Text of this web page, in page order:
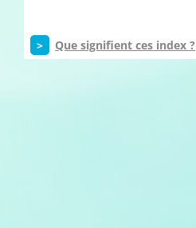
> Que signifient ces index ?